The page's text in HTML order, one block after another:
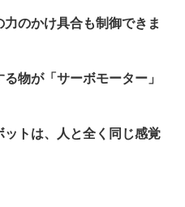
のかけ具合も制御できま
物が「サーボモーター」
トは、人と全く同じ感覚